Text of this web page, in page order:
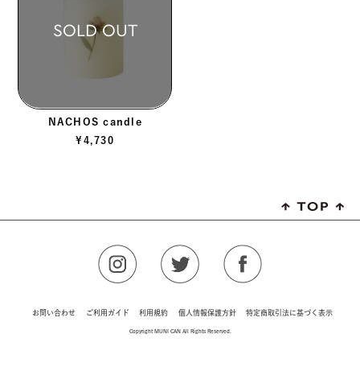
NACHOS candle
¥4,730
SOLD OUT
お問い合わせ ご利用ガイド 利用規約 個人情報保護方針 特定商取引法に基づく表示
Copyright MUNI CAN All Rights Reserved.